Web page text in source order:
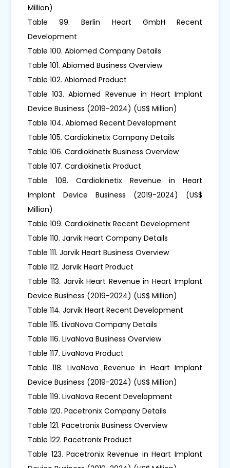
Million)
Table 99. Berlin Heart GmbH Recent
Development
Table 100. Abiomed Company Details
Table 101. Abiomed Business Overview
Table 102. Abiomed Product
Table 103. Abiomed Revenue in Heart Implant
Device Business (2019-2024) (US$ Million)
Table 104. Abiomed Recent Development
Table 105. Cardiokinetix Company Details
Table 106. Cardiokinetix Business Overview
Table 107. Cardiokinetix Product
Table 108. Cardiokinetix Revenue in Heart
Implant Device Business (2019-2024) (US$
Million)
Table 109. Cardiokinetix Recent Development
Table 110. Jarvik Heart Company Details
Table 111. Jarvik Heart Business Overview
Table 112. Jarvik Heart Product
Table 113. Jarvik Heart Revenue in Heart Implant
Device Business (2019-2024) (US$ Million)
Table 114. Jarvik Heart Recent Development
Table 115. LivaNova Company Details
Table 116. LivaNova Business Overview
Table 117. LivaNova Product
Table 118. LivaNova Revenue in Heart Implant
Device Business (2019-2024) (US$ Million)
Table 119. LivaNova Recent Development
Table 120. Pacetronix Company Details
Table 121. Pacetronix Business Overview
Table 122. Pacetronix Product
Table 123. Pacetronix Revenue in Heart Implant